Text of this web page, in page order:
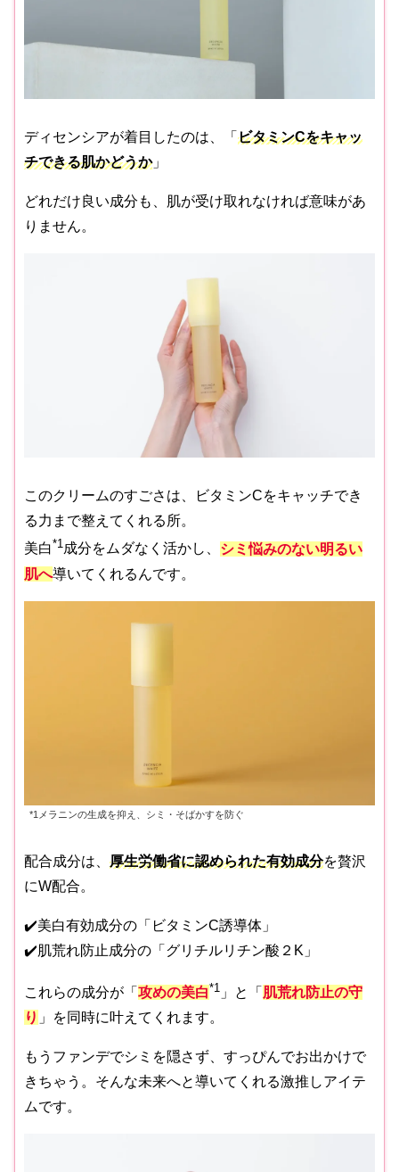
ディセンシアが着目したのは、「 ビタミンCをキャッ
チできる肌かどうか」
どれだけ良い成分も、肌が受け取れなければ意味があ
りません。
このクリームのすごさは、ビタミンCをキャッチでき
る力まで整えてくれる所。
美白*1成分をムダなく活かし、 シミ悩みのない明るい
肌へ導いてくれるんです。
*1メラニンの生成を抑え、シミ・そばかすを防ぐ
配合成分は、 厚生労働省に認められた有効成分を贅沢
にW配合。
✔️美白有効成分の「ビタミンC誘導体」
✔️肌荒れ防止成分の「グリチルリチン酸２K」
これらの成分が「 攻めの美白*1 」と「 肌荒れ防止の守
り 」を同時に叶えてくれます。
もうファンデでシミを隠さず、すっぴんでお出かけで
きちゃう。そんな未来へと導いてくれる激推しアイテ
ムです。